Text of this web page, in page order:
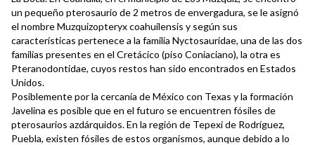
un pequeño pterosaurio de 2 metros de envergadura, se le asignó
el nombre Muzquizopteryx coahuilensis y según sus
características pertenece a la familia Nyctosauridae, una de las dos
familias presentes en el Cretácico (piso Coniaciano), la otra es
Pteranodontidae, cuyos restos han sido encontrados en Estados
Unidos.
Posiblemente por la cercanía de México con Texas y la formación
Javelina es posible que en el futuro se encuentren fósiles de
pterosaurios azdárquidos. En la región de Tepexi de Rodríguez,
Puebla, existen fósiles de estos organismos, aunque debido a lo